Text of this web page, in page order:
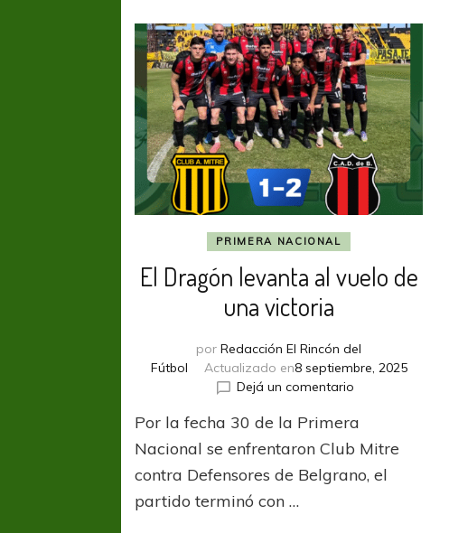
PRIMERA NACIONAL
El Dragón levanta al vuelo de
una victoria
porRedacción El Rincón del
Fútbol
Actualizado en8 septiembre, 2025
Dejá un comentario
Dragón
levanta
vuelo
Por la fecha 30 de la Primera
Nacional se enfrentaron Club Mitre
contra Defensores de Belgrano, el
partido terminó con …